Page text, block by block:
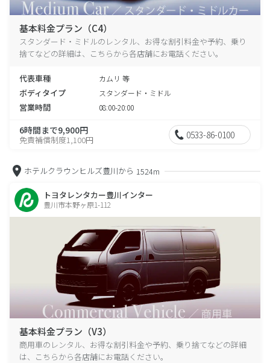
基本料金プラン（C4）
スタンダード・ミドルのレンタル、お得な割引料金や予約、乗り
捨てなどの詳細は、こちらから各店舗にお電話ください。
代表車種 カムリ 等
ボディタイプ スタンダード・ミドル
営業時間 08:00-20:00
6時間まで9,900円
免責補償制度1,100円 0533-86-0100
ホテルクラウンヒルズ豊川から 1524m
トヨタレンタカー豊川インター
豊川市本野ヶ原1-112
基本料金プラン（V3）
商用車のレンタル、お得な割引料金や予約、乗り捨てなどの詳細
は、こちらから各店舗にお電話ください。